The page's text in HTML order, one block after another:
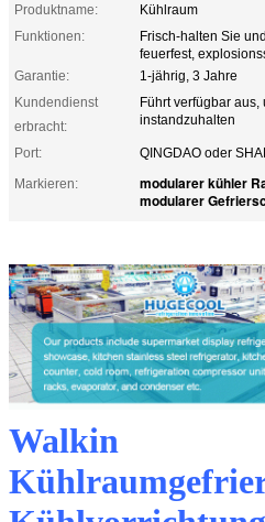
Produktname:
Kühlraum
Funktionen:
Frisch-halten Sie
feuerfest,
Garantie:
1-jährig, 3 Jahre
Kundendienst
erbracht:
Führt verfügbar
instandzuhalten
Port:
QINGDAO oder
Markieren:
modularer kühler
modularer
Walkin